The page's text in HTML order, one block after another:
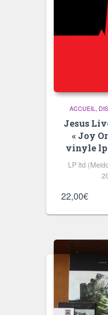
ACCUEIL
Jesus
« Joy
vinyle lp
LP ltd
22,00€